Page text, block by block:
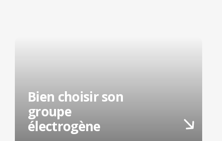
Bien choisir son
groupe
électrogène